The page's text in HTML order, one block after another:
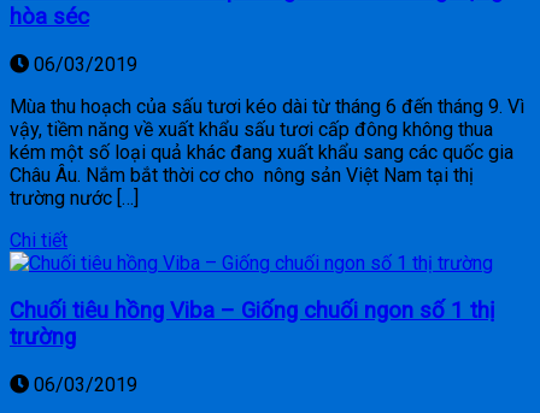
hòa séc
06/03/2019
Mùa thu hoạch của sấu tươi kéo dài từ tháng 6 đến tháng 9. Vì
vậy, tiềm năng về xuất khẩu sấu tươi cấp đông không thua
kém một số loại quả khác đang xuất khẩu sang các quốc gia
Châu Âu. Nắm bắt thời cơ cho nông sản Việt Nam tại thị
trường nước […]
Chi tiết
Chuối tiêu hồng Viba – Giống chuối ngon số 1 thị
trường
06/03/2019